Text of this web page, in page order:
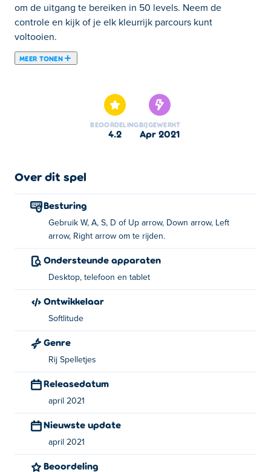
om de uitgang te bereiken in 50 levels. Neem de
controle en kijk of je elk kleurrijk parcours kunt
voltooien.
MEER TONEN
sterren terwijl je naar je bestemming rijdt in een kleurrijk
neon-doolhof. De doolhoven worden gaandeweg
gecompliceerder, maar je ontgrendelt ook nieuwere en
sterren verzamelen en de hoge scores van je vrienden
Hoe te spelen:
Drive - WASD of pijltjestoetsen
Neon Car Maze is gemaakt door Softlitude. Speel hun
andere arcadespel Poki​ The Sniper Code
BEOORDELING
4.2
BIJGEWERKT
apr 2021
Over dit spel
Besturing
Gebruik W, A, S, D of Up arrow, Down arrow, Left
arrow, Right arrow om te rijden.
Ondersteunde apparaten
Desktop, telefoon en tablet
Ontwikkelaar
Softlitude
Genre
Rij Spelletjes
Releasedatum
april 2021
Nieuwste update
april 2021
Beoordeling